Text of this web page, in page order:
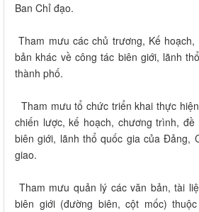
Ban Chỉ đạo.
Tham mưu các chủ trương, Kế
bản khác về công tác biên giới, lãnh
thành phố.
Tham mưu tổ chức triển khai thực
chiến lược, kế hoạch, chương trình,
biên giới, lãnh thổ quốc gia của Đảng,
giao.
Tham mưu quản lý các văn bản, tài
biên giới (đường biên, cột mốc)